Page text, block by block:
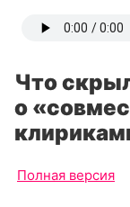
Что
о
Полная версия